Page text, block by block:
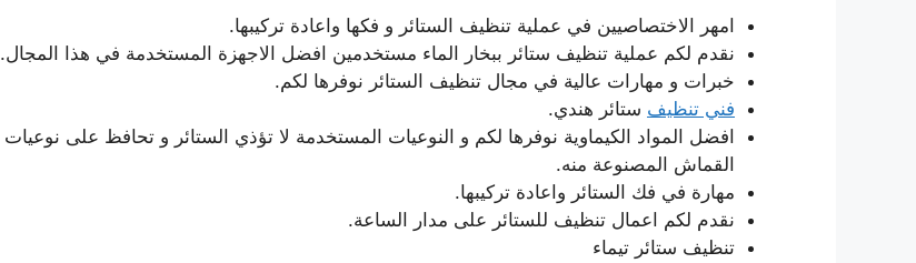
امهر الاختصاصيين في عملية تنظيف الستائر و فكها واعادة تركيبها.
نقدم لكم عملية تنظيف ستائر ببخار الماء مستخدمين افضل الاجهزة المستخدمة في هذا المجال.
خبرات و مهارات عالية في مجال تنظيف الستائر نوفرها لكم.
فني تنظيف ستائر هندي.
افضل المواد الكيماوية نوفرها لكم و النوعيات المستخدمة لا تؤذي الستائر و تحافظ على نوعيات
القماش المصنوعة منه.
مهارة في فك الستائر واعادة تركيبها.
نقدم لكم اعمال تنظيف للستائر على مدار الساعة.
تنظيف ستائر تيماء